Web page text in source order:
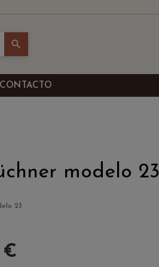
search
CONTACTO
modelo 23
23
€